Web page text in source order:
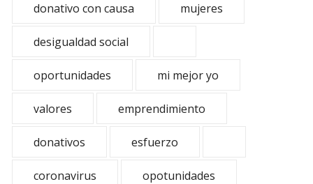
donativo con causa mujeres
desigualdad social
oportunidades mi mejor yo
valores emprendimiento
donativos esfuerzo
coronavirus opotunidades